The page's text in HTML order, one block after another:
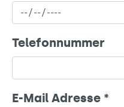
Telefonnummer
E-Mail Adresse *